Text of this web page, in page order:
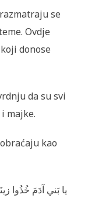
se
Ovdje
donose
da su svi
majke.
kao
يا بَني آدَمَ خُذُوا